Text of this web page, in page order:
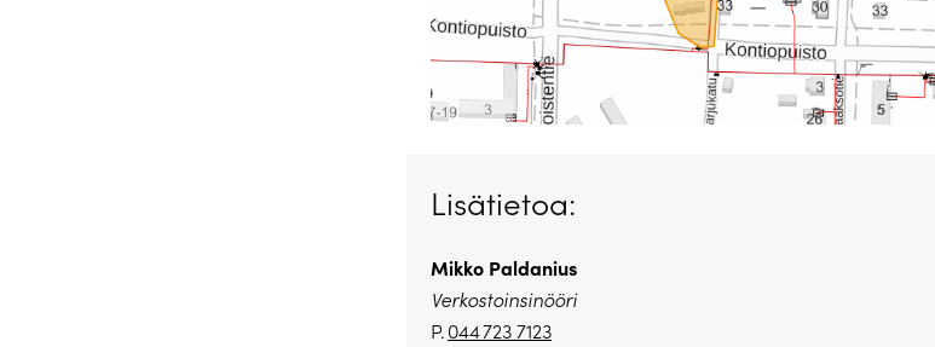
Lisätietoa:
Mikko Paldanius
Verkostoinsinööri
P.044 723 7123